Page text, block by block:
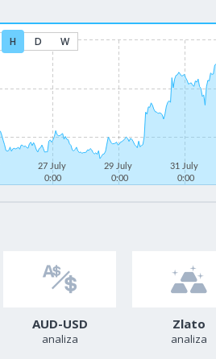
H D W
27 July
0:00
29 July
0:00
31 July
0:00
AUD-USD
analiza
Zlato
analiza